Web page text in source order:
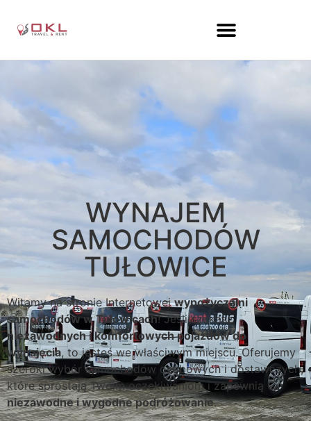
WYNAJEM
SAMOCHODÓW
TUŁOWICE
Witamy na stronie Internetowejwypożyczalni
samochodów w Tulowicach! Jeśli szukasz
niezawodnych i komfortowych pojazdów do
wynajęcia, to jesteś we właściwym miejscu. Oferujemy
szeroki wybór samochodów osobowych i dostawczych,
które sprostają Twoim oczekiwaniom i zapewnią Ci
niezawodne i wygodne podróżowanie.